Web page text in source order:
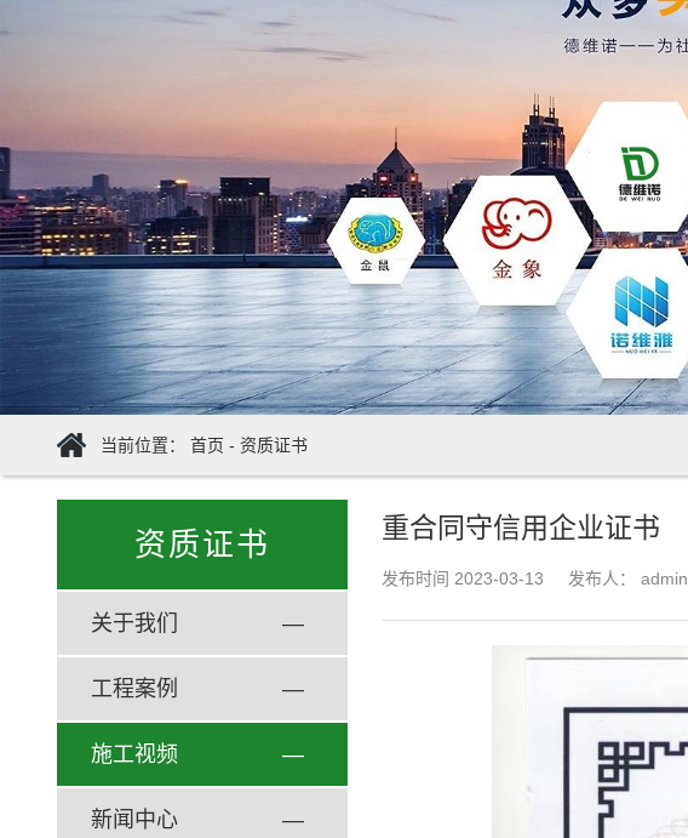
当前位置： 首页 - 资质证书
资质证书
关于我们 —
工程案例 —
施工视频 —
新闻中心 —
重合同守信用企业证书
发布时间 2023-03-13 发布人： admin